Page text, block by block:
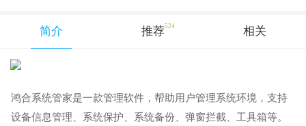
简介 推荐524 相关
鸿合系统管家是一款管理软件，帮助用户管理系统环境，支持
设备信息管理、系统保护、系统备份、弹窗拦截、工具箱等。